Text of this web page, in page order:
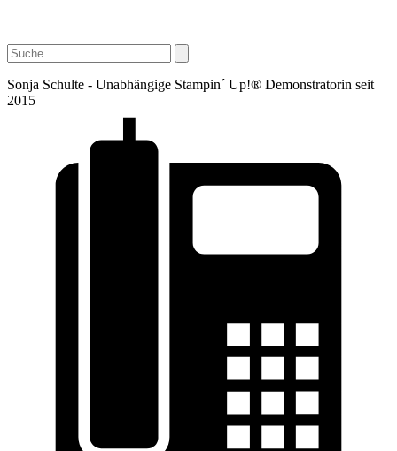
Sonja Schulte - Unabhängige Stampin´ Up!® Demonstratorin seit
2015